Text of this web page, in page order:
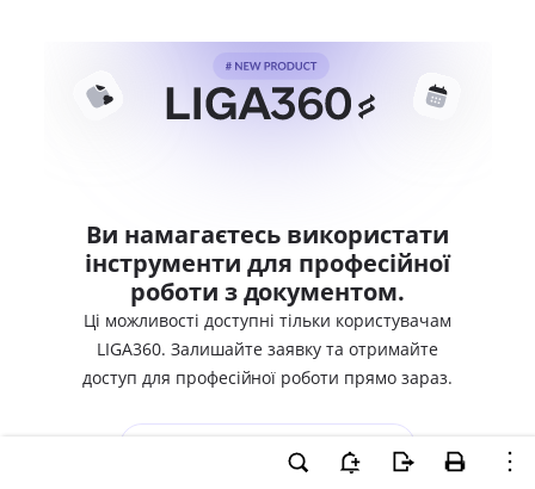
Ви намагаєтесь використати
інструменти для професійної
роботи з документом.
Ці можливості доступні тільки користувачам
LIGA360. Залишайте заявку та отримайте
доступ для професійної роботи прямо зараз.
ВХІД ДЛЯ КОРИСТУВАЧІВ LIGA360
ХОЧУ СПРОБУВАТИ LIGA360 - ОТРИМАТИ